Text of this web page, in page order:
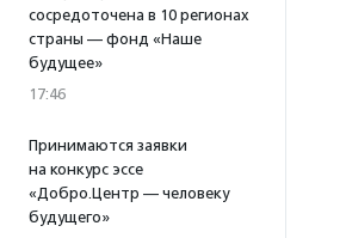
сосредоточена в 10 регионах
страны — фонд «Наше
будущее»
17:46
Принимаются заявки
на конкурс эссе
«Добро.Центр — человеку
будущего»